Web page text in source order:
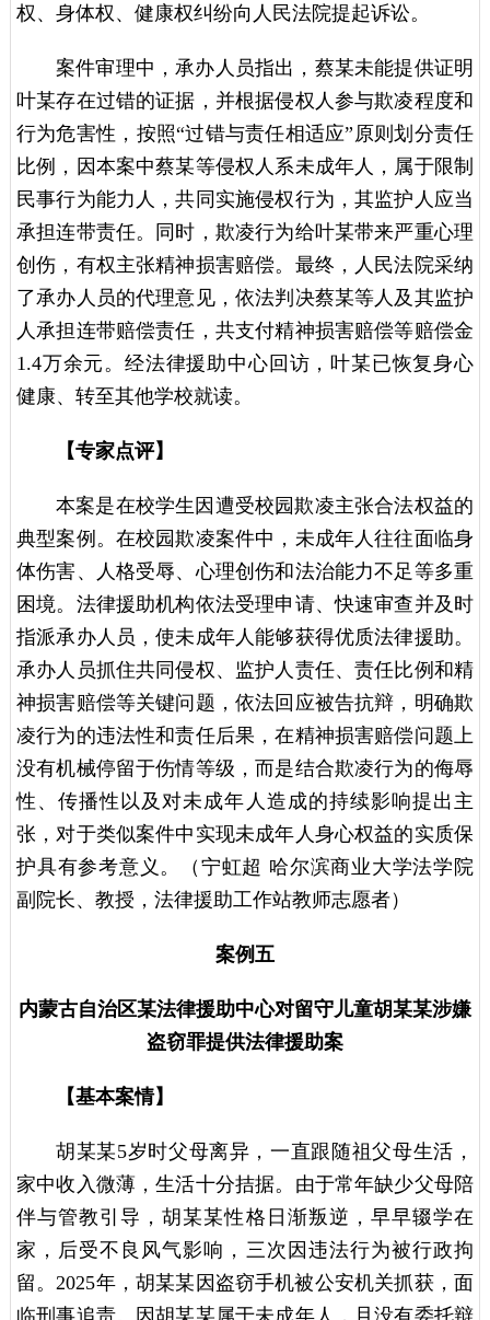
权、身体权、健康权纠纷向人民法院提起诉讼。
案件审理中，承办人员指出，蔡某未能提供证明
叶某存在过错的证据，并根据侵权人参与欺凌程度和
行为危害性，按照“过错与责任相适应”原则划分责任
比例，因本案中蔡某等侵权人系未成年人，属于限制
民事行为能力人，共同实施侵权行为，其监护人应当
承担连带责任。同时，欺凌行为给叶某带来严重心理
创伤，有权主张精神损害赔偿。最终，人民法院采纳
了承办人员的代理意见，依法判决蔡某等人及其监护
人承担连带赔偿责任，共支付精神损害赔偿等赔偿金
1.4万余元。经法律援助中心回访，叶某已恢复身心
健康、转至其他学校就读。
【专家点评】
本案是在校学生因遭受校园欺凌主张合法权益的
典型案例。在校园欺凌案件中，未成年人往往面临身
体伤害、人格受辱、心理创伤和法治能力不足等多重
困境。法律援助机构依法受理申请、快速审查并及时
指派承办人员，使未成年人能够获得优质法律援助。
承办人员抓住共同侵权、监护人责任、责任比例和精
神损害赔偿等关键问题，依法回应被告抗辩，明确欺
凌行为的违法性和责任后果，在精神损害赔偿问题上
没有机械停留于伤情等级，而是结合欺凌行为的侮辱
性、传播性以及对未成年人造成的持续影响提出主
张，对于类似案件中实现未成年人身心权益的实质保
护具有参考意义。（宁虹超 哈尔滨商业大学法学院
副院长、教授，法律援助工作站教师志愿者）
案例五
内蒙古自治区某法律援助中心对留守儿童胡某某涉嫌
盗窃罪提供法律援助案
【基本案情】
胡某某5岁时父母离异，一直跟随祖父母生活，
家中收入微薄，生活十分拮据。由于常年缺少父母陪
伴与管教引导，胡某某性格日渐叛逆，早早辍学在
家，后受不良风气影响，三次因违法行为被行政拘
留。2025年，胡某某因盗窃手机被公安机关抓获，面
临刑事追责。因胡某某属于未成年人，且没有委托辩